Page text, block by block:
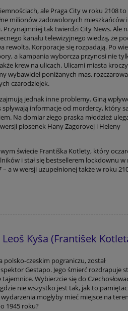
ale Praga City w roku 2108 to
milionów zadowolonych mieszkańców i
Przynajmniej tak twierdzi City News. Ale
kanału telewizyjnego wiedzą, że
rewolta. Korporacje się rozpadają. Po
a kampania wyborcza przynosi nie
krew na ulicach. Ulicami miasta kroczy
wybawiciel poniżanych mas,
czarodziejek.
jednak inne problemy. Giną
spływają informacje od mordercy, który
Na domiar złego praska młodzież
piosenek Hany Zagorovej i Heleny
świecie Františka Kotlety, który
i stał się bestsellerem lockdownu w
– a w wersji uzupełnionej także w roku
Kyša (František
polsko-czeskim pograniczu, został
Gestapo. Jego śmierć rozdrapuje
Wybierzcie się do
nie wszystko jest tak, jak to
mogłyby mieć miejsce na
1945 roku?